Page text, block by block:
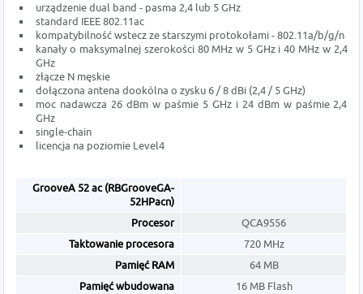
urządzenie dual band - pasma 2,4 lub 5 GHz
standard IEEE 802.11ac
kompatybilność wstecz ze starszymi protokołami - 802.11a/b/g/n
kanały o maksymalnej szerokości 80 MHz w 5 GHz i 40 MHz w 2,4
GHz
złącze N męskie
dołączona antena dookólna o zysku 6 / 8 dBi (2,4 / 5 GHz)
moc nadawcza 26 dBm w paśmie 5 GHz i 24 dBm w paśmie 2,4
GHz
single-chain
licencja na poziomie Level4
GrooveA 52 ac (RBGrooveGA-
52HPacn)
Procesor
QCA9556
Taktowanie procesora
720 MHz
Pamięć RAM
64 MB
Pamięć wbudowana
16 MB Flash